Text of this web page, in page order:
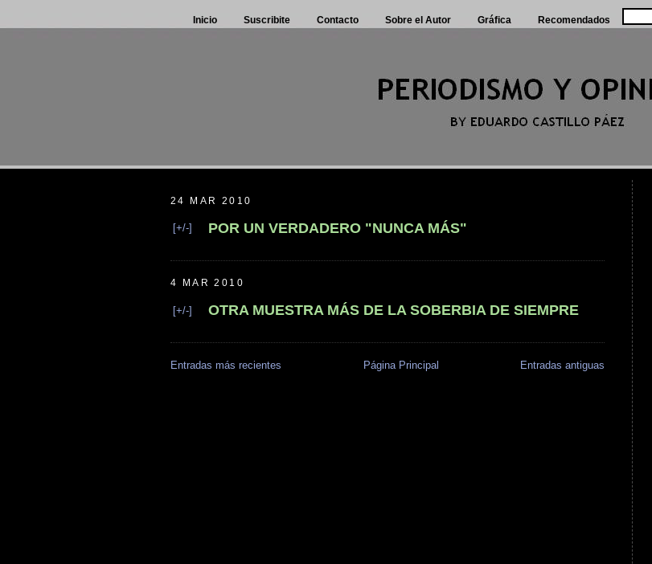
Inicio Suscribite Contacto Sobre el Autor Gráfica Recomendados
24 MAR 2010
[+/-] POR UN VERDADERO "NUNCA MÁS"
4 MAR 2010
[+/-] OTRA MUESTRA MÁS DE LA SOBERBIA DE SIEMPRE
Entradas más recientes Entradas antiguas
Página Principal